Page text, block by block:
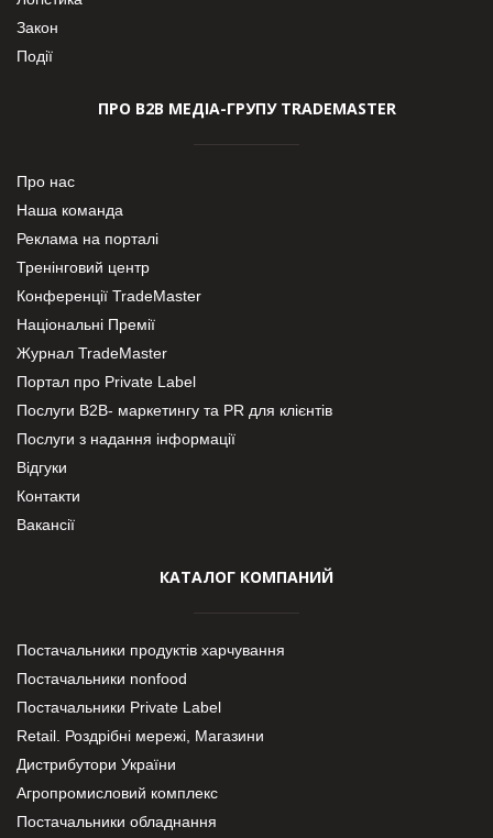
Закон
Події
ПРО В2В МЕДІА-ГРУПУ TRADEMASTER
Про нас
Наша команда
Реклама на порталі
Тренінговий центр
Конференції TradeMaster
Національні Премії
Журнал TradeMaster
Портал про Private Label
Послуги В2В- маркетингу та PR для клієнтів
Послуги з надання інформації
Відгуки
Контакти
Вакансії
КАТАЛОГ КОМПАНИЙ
Постачальники продуктів харчування
Постачальники nonfood
Постачальники Private Label
Retail. Роздрібні мережі, Магазини
Дистрибутори України
Агропромисловий комплекс
Постачальники обладнання